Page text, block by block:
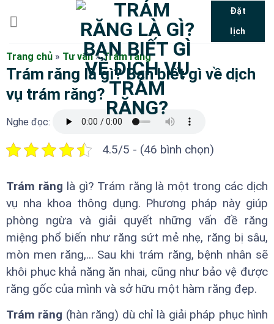
dung
Đặt
lịch
Trang chủ » Tư vấn»Trám răng
Trám răng là gì? Bạn biết gì về dịch
vụ trám răng?
Nghe đọc:
4.5/5 - (46 bình chọn)
Trám răng là gì? Trám răng là một trong các dịch
vụ nha khoa thông dụng. Phương pháp này giúp
phòng ngừa và giải quyết những vấn đề răng
miệng phổ biến như răng sứt mẻ nhẹ, răng bị sâu,
mòn men răng,... Sau khi trám răng, bệnh nhân sẽ
khôi phục khả năng ăn nhai, cũng như bảo vệ được
răng gốc của mình và sở hữu một hàm răng đẹp.
Trám răng (hàn răng) dù chỉ là giải pháp phục hình